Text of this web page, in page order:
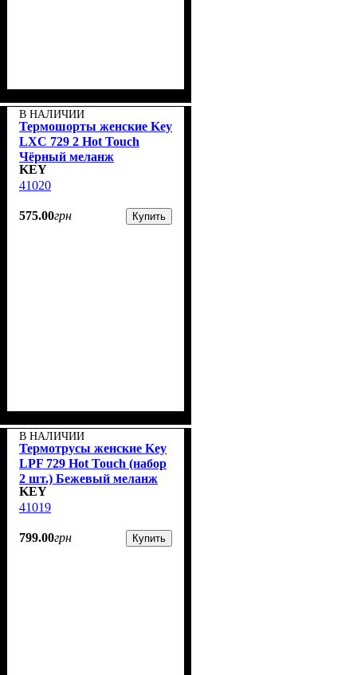
В НАЛИЧИИ
Термошорты женские Key
LXС 729 2 Hot Touch
Чёрный меланж
KEY
41020
575.00грн Купить
В НАЛИЧИИ
Термотрусы женские Key
LPF 729 Hot Touch (набор
2 шт.) Бежевый меланж
KEY
41019
799.00грн Купить